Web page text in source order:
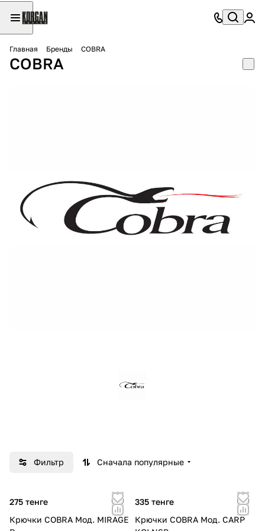
Главная Бренды COBRA
COBRA
Фильтр Сначала популярные
275 тенге
Крючки COBRA Мод. MIRAGE
335 тенге
Крючки COBRA Мод. CARP